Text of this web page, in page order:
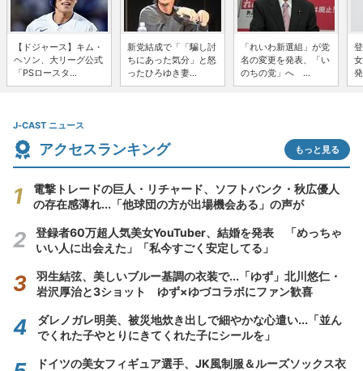
【ドジャース】キム・
ヘソン、大リーグ公式
「PSロースタ...
新党結成で「「騙し討
ちにあった気分」と怒
ったひろゆき妻...
「れいわ新選組」が党
名の変更を発表、「い
のちの党」へ ...
J-CAST ニュース
アクセスランキング もっと見る
電撃トレードの巨人・リチャード、ソフトバンク・秋広優人
の存在感薄れ...「他球団の方が出場機会ある」の声が
登録者60万超人気美女YouTuber、結婚を発表 「めっちゃ
いい人に出会えた」「私今すごく安定してる」
羽生結弦、美しいブルー基調の衣装で...「ゆず」北川悠仁・
岩沢厚治と3ショット ゆず×ゆづコラボにファン歓喜
ダレノガレ明美、被災地炊き出しで細やかな心遣い...「並ん
でくれた子やとりにきてくれた子にシールを」
ドイツの美女フィギュア選手、JK風制服＆ルーズソックス衣